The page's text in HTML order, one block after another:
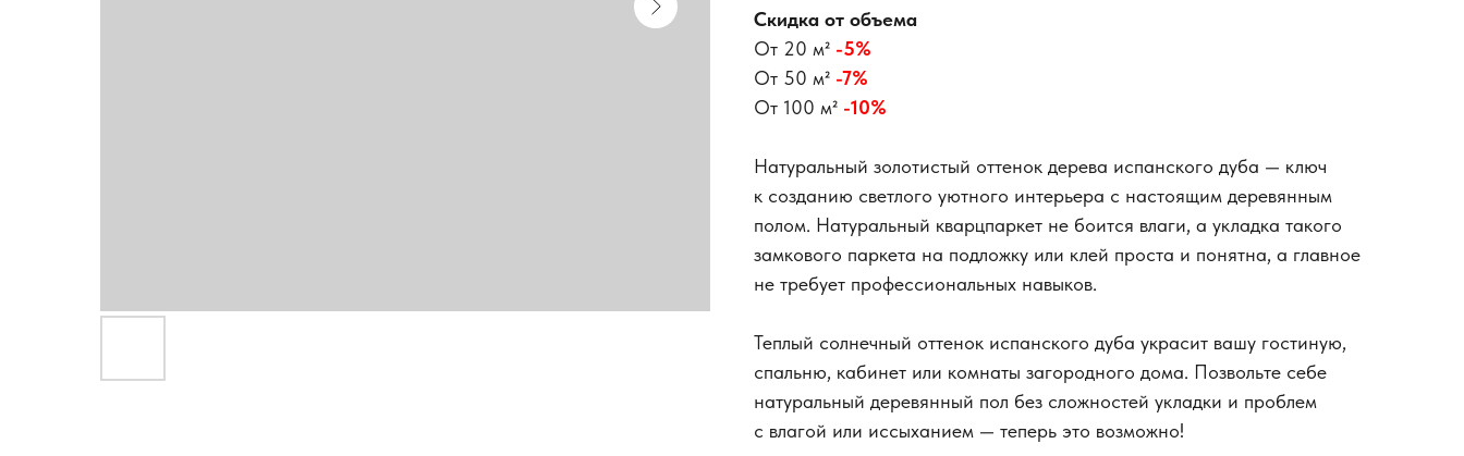
Скидка от объема
От 20 м² -5%
От 50 м² -7%
От 100 м² -10%
Натуральный золотистый оттенок дерева испанского дуба — ключ
к созданию светлого уютного интерьера с настоящим деревянным
полом. Натуральный кварцпаркет не боится влаги, а укладка такого
замкового паркета на подложку или клей проста и понятна, а главное
не требует профессиональных навыков.
Теплый солнечный оттенок испанского дуба украсит вашу гостиную,
спальню, кабинет или комнаты загородного дома. Позвольте себе
натуральный деревянный пол без сложностей укладки и проблем
с влагой или иссыханием — теперь это возможно!